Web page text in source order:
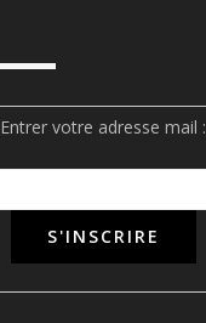
Entrer votre adresse mail :